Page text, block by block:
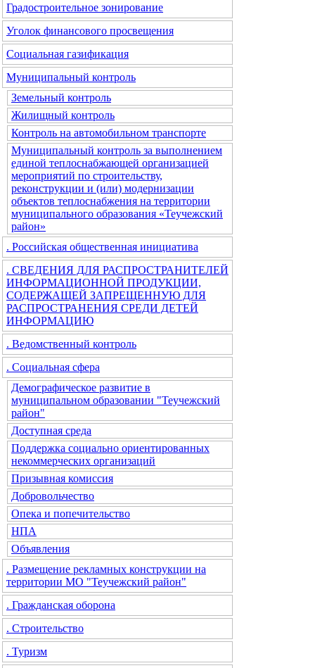
Градостроительное зонирование
Уголок финансового просвещения
Социальная газификация
Муниципальный контроль
Земельный контроль
Жилищный контроль
Контроль на автомобильном транспорте
Муниципальный контроль за выполнением
единой теплоснабжающей организацией
мероприятий по строительству,
реконструкции и (или) модернизации
объектов теплоснабжения на территории
муниципального образования «Теучежский
район»
. Российская общественная инициатива
. СВЕДЕНИЯ ДЛЯ РАСПРОСТРАНИТЕЛЕЙ
ИНФОРМАЦИОННОЙ ПРОДУКЦИИ,
СОДЕРЖАЩЕЙ ЗАПРЕЩЕННУЮ ДЛЯ
РАСПРОСТРАНЕНИЯ СРЕДИ ДЕТЕЙ
ИНФОРМАЦИЮ
. Ведомственный контроль
. Социальная сфера
Демографическое развитие в
муниципальном образовании "Теучежский
район"
Доступная среда
Поддержка социально ориентированных
некоммерческих организаций
Призывная комиссия
Добровольчество
Опека и попечительство
НПА
Объявления
. Размещение рекламных конструкции на
территории МО "Теучежский район"
. Гражданская оборона
. Строительство
. Туризм